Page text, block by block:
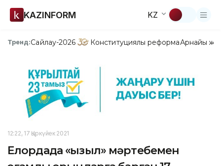
KAZINFORM KZ
Тренд:Сайлау-2026 Конституциялық реформаАрнайы
12:22, 17 Қыркүйек 2021
Елордада «қызыл» мәртебемен